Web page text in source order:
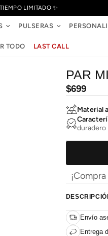
LIMITADO ✨
PULSERAS
TODO LAST CALL
PAR
Precio
habitual
$699
Material
duradero
Envío
Entrega